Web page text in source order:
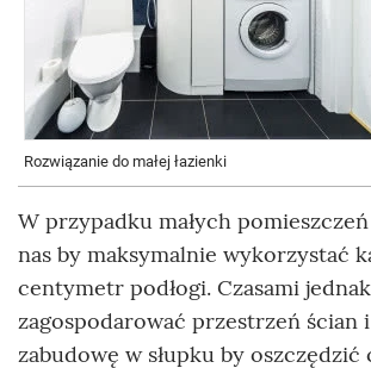
Rozwiązanie do małej łazienki
W przypadku małych
nas by maksymalnie wykorzystać
centymetr podłogi. Czasami
zagospodarować przestrzeń ścian
zabudowę w słupku by oszczędzić